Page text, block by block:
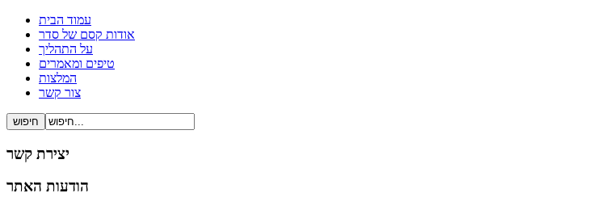
עמוד הבית
אודות קסם של סדר
על התהליך
טיפים ומאמרים
המלצות
צור קשר
יצירת קשר
הודעות האתר